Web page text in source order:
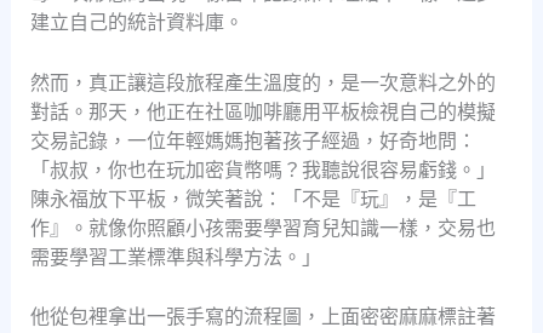
建立自己的統計資料庫。
然而，真正讓這段旅程產生溫度的，是一次意料之外的
對話。那天，他正在社區咖啡廳用平板檢視自己的模擬
交易記錄，一位年輕媽媽抱著孩子經過，好奇地問：
「叔叔，你也在玩加密貨幣嗎？我聽說很容易虧錢。」
陳永福放下平板，微笑著說：「不是『玩』，是『工
作』。就像你照顧小孩需要學習育兒知識一樣，交易也
需要學習工業標準與科學方法。」
他從包裡拿出一張手寫的流程圖，上面密密麻麻標註著